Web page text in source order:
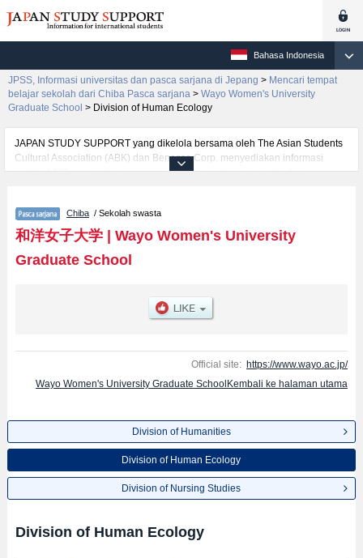
Bahasa Indonesia
JPSS, Informasi universitas dan pasca sarjana di Jepang > Mencari tempat
belajar sekolah dari Chiba Pasca sarjana > Wayo Women's University
Graduate School > Division of Human Ecology
JAPAN STUDY SUPPORT yang dikelola bersama oleh The Asian Students
Cultural Association (ABK) dan Benesse Corp. menyediakan informasi
sekitar 1300 universitas, pascasarjana, universitas yunior, akademi
School, mencakup informasi per jurusan riset seperti %% research %%,
serta berbagai informasi yang berguna bagi mahasiswa(i) mancanegara
seperti kuota untuk jumlah pendaftar dan jumlah kelulusan ujian masuk
mahasiswa(i) mancanegara, informasi mengenai ujian masuk, prasarana
Chiba / Sekolah swasta
和洋女子大学| Wayo Women's University
Graduate School
Official site: https://www.wayo.ac.jp/
Wayo Women's University Graduate SchoolKembali ke halaman utama
Division of Humanities
Division of Human Ecology
Division of Nursing Studies
Division of Human Ecology